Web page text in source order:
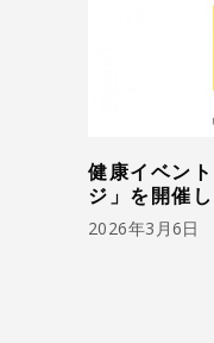
健康イベン
ジ」を開催
2026年3月6日